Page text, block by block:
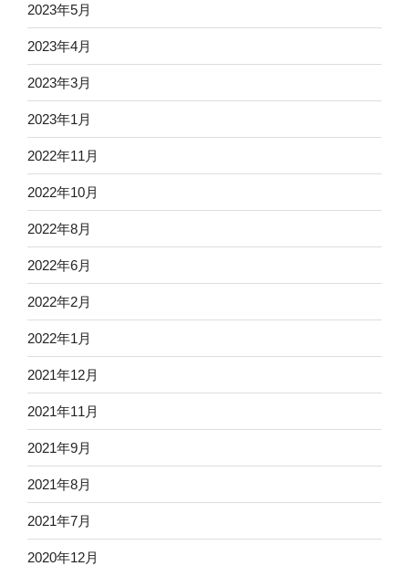
2023年5月
2023年4月
2023年3月
2023年1月
2022年11月
2022年10月
2022年8月
2022年6月
2022年2月
2022年1月
2021年12月
2021年11月
2021年9月
2021年8月
2021年7月
2020年12月